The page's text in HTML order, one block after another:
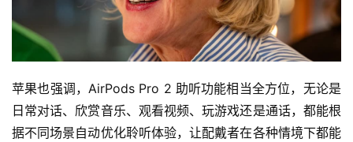
苹果也强调，AirPods Pro 2 助听功能相当全方位，无论是
日常对话、欣赏音乐、观看视频、玩游戏还是通话，都能根
据不同场景自动优化聆听体验，让配戴者在各种情境下都能